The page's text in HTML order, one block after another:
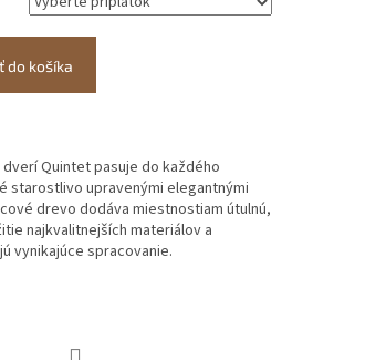
do košíka
Quintet pasuje do každého
starostlivo upravenými elegantnými
drevo dodáva miestnostiam útulnú,
najkvalitnejších materiálov a
vynikajúce spracovanie.